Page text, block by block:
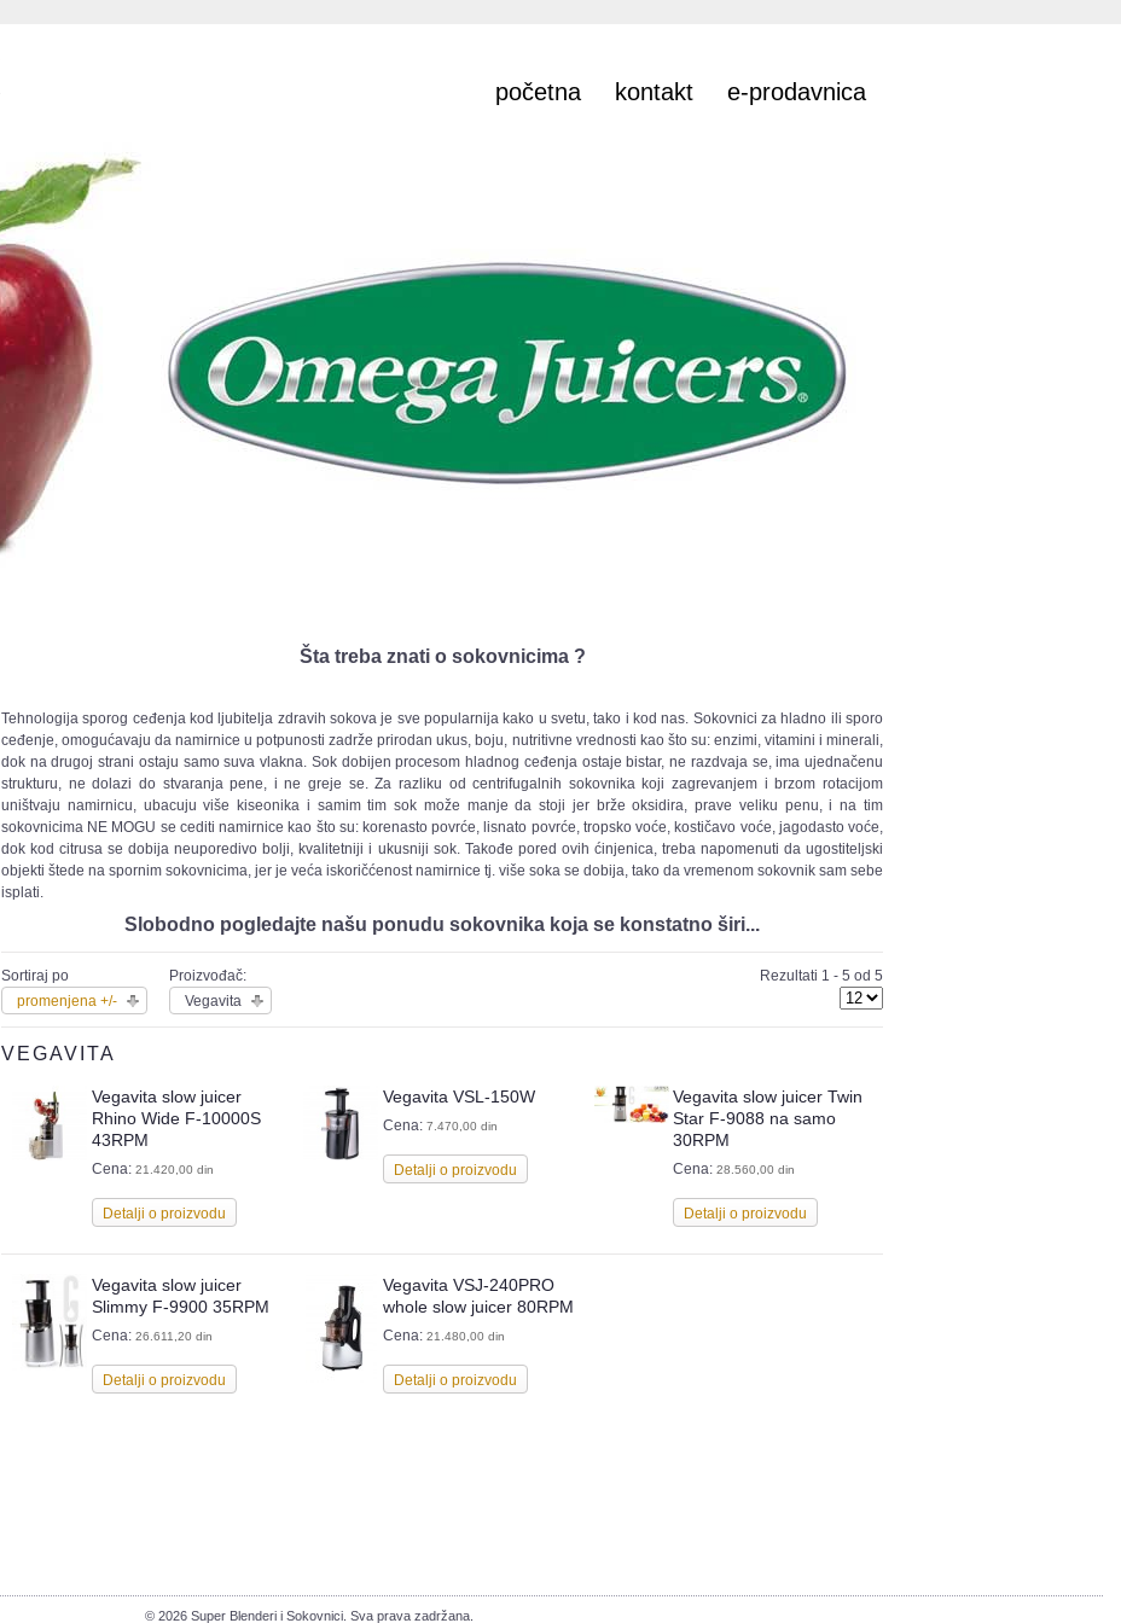
početna kontakt e-prodavnica
Šta treba znati o sokovnicima ?
Tehnologija sporog ceđenja kod ljubitelja zdravih sokova je sve popularnija kako u svetu, tako i kod nas. Sokovnici za hladno ili sporo
ceđenje, omogućavaju da namirnice u potpunosti zadrže prirodan ukus, boju, nutritivne vrednosti kao što su: enzimi, vitamini i minerali,
dok na drugoj strani ostaju samo suva vlakna. Sok dobijen procesom hladnog ceđenja ostaje bistar, ne razdvaja se, ima ujednačenu
strukturu, ne dolazi do stvaranja pene, i ne greje se. Za razliku od centrifugalnih sokovnika koji zagrevanjem i brzom rotacijom
uništvaju namirnicu, ubacuju više kiseonika i samim tim sok može manje da stoji jer brže oksidira, prave veliku penu, i na tim
sokovnicima NE MOGU se cediti namirnice kao što su: korenasto povrće, lisnato povrće, tropsko voće, kostičavo voće, jagodasto voće,
dok kod citrusa se dobija neuporedivo bolji, kvalitetniji i ukusniji sok. Takođe pored ovih ćinjenica, treba napomenuti da ugostiteljski
objekti štede na spornim sokovnicima, jer je veća iskoričćenost namirnice tj. više soka se dobija, tako da vremenom sokovnik sam sebe
isplati.
Slobodno pogledajte našu ponudu sokovnika koja se konstatno širi...
Sortiraj po
promenjena +/-
Proizvođač:
Vegavita
Rezultati 1 - 5 od 5
VEGAVITA
Vegavita slow juicer
Rhino Wide F-10000S
43RPM
Cena: 21.420,00 din
Detalji o proizvodu
Vegavita VSL-150W
Cena: 7.470,00 din
Detalji o proizvodu
Vegavita slow juicer Twin
Star F-9088 na samo
30RPM
Cena:28.560,00 din
Detalji o proizvodu
Vegavita slow juicer
Slimmy F-9900 35RPM
Cena: 26.611,20 din
Detalji o proizvodu
Vegavita VSJ-240PRO
whole slow juicer 80RPM
Cena: 21.480,00 din
Detalji o proizvodu
© 2026 Super Blenderi i Sokovnici. Sva prava zadržana.